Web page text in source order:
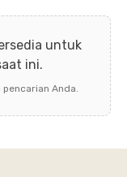
untuk
ini.
Anda.